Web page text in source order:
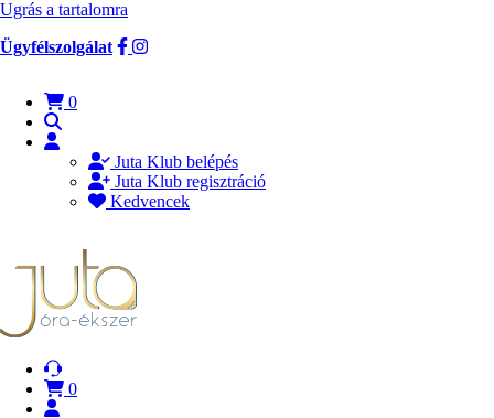
Ugrás a tartalomra
Ügyfélszolgálat
0
Juta Klub belépés
Juta Klub regisztráció
Kedvencek
0